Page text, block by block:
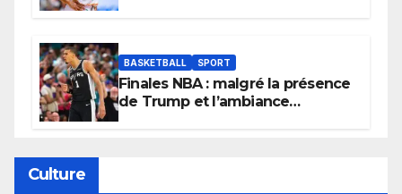
BASKETBALL SPORT
Finales NBA : malgré la présence
de Trump et l’ambiance
Culture